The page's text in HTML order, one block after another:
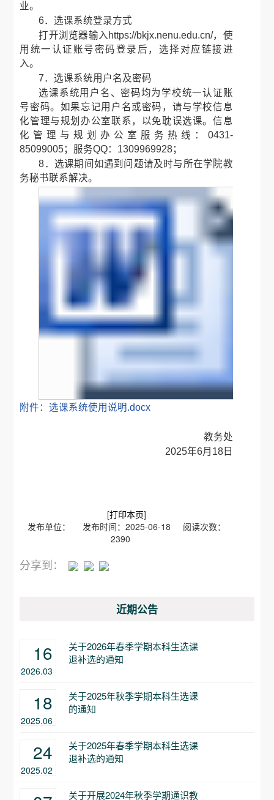
业。
6．选课系统登录方式
打开浏览器输入https://bkjx.nenu.edu.cn/，使
用统一认证账号密码登录后，选择对应链接进
入。
7．选课系统用户名及密码
选课系统用户名、密码均为学校统一认证账
号密码。如果忘记用户名或密码，请与学校信息
化管理与规划办公室联系，以免耽误选课。信息
化管理与规划办公室服务热线：0431-
85099005；服务QQ：1309969928；
8．选课期间如遇到问题请及时与所在学院教
务秘书联系解决。
附件：选课系统使用说明.docx
教务处
2025年6月18日
[打印本页]
发布单位： 发布时间：2025-06-18 阅读次数：
2390
分享到：
近期公告
16
2026.03
关于2026年春季学期本科生选课
退补选的通知
18
2025.06
关于2025年秋季学期本科生选课
的通知
24
2025.02
关于2025年春季学期本科生选课
退补选的通知
关于开展2024年秋季学期通识教